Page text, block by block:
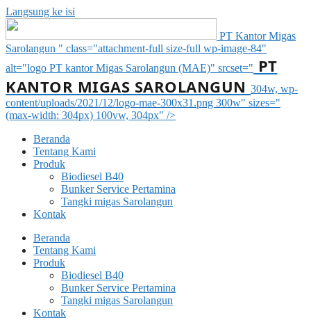
Langsung ke isi
PT Kantor Migas
Sarolangun " class="attachment-full size-full wp-image-84"
alt="logo PT kantor Migas Sarolangun (MAE)" srcset=" PT
KANTOR MIGAS SAROLANGUN 304w, wp-
content/uploads/2021/12/logo-mae-300x31.png 300w" sizes="
(max-width: 304px) 100vw, 304px" />
Beranda
Tentang Kami
Produk
Biodiesel B40
Bunker Service Pertamina
Tangki migas Sarolangun
Kontak
Beranda
Tentang Kami
Produk
Biodiesel B40
Bunker Service Pertamina
Tangki migas Sarolangun
Kontak